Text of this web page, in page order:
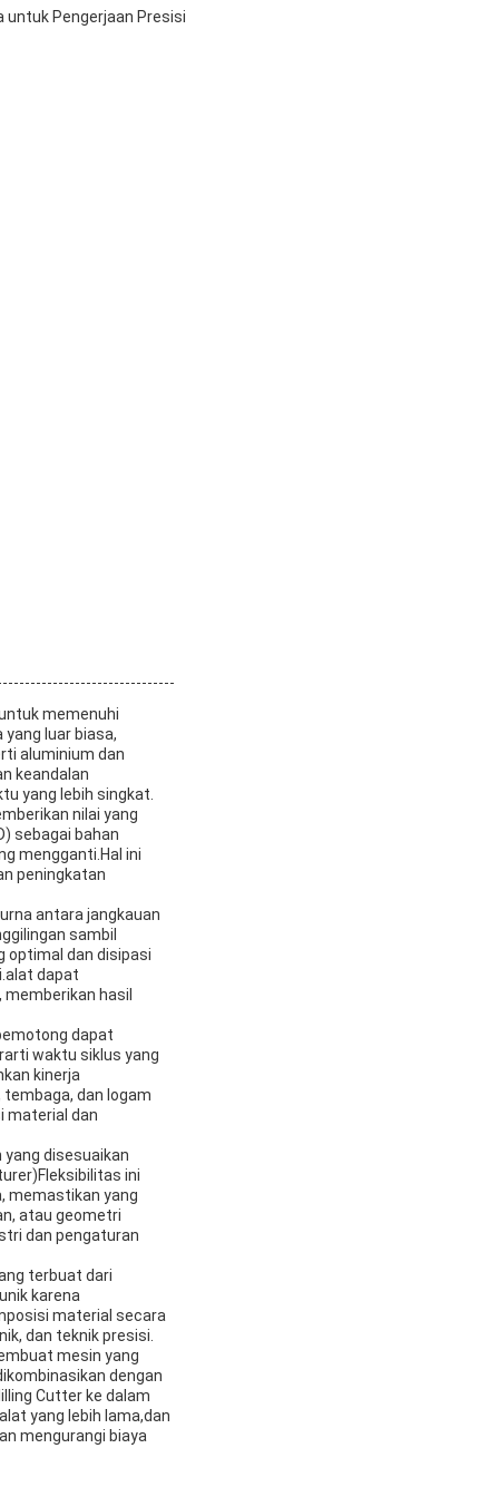
untuk Pengerjaan Presisi
memenuhi
luar biasa,
aluminium dan
keandalan
yang lebih singkat.
nilai yang
sebagai bahan
mengganti.Hal ini
peningkatan
antara jangkauan
sambil
optimal dan disipasi
dapat
memberikan hasil
dapat
waktu siklus yang
kinerja
dan logam
material dan
yang disesuaikan
ini
memastikan yang
atau geometri
dan pengaturan
terbuat dari
karena
material secara
dan teknik presisi.
mesin yang
dengan
Cutter ke dalam
yang lebih lama,dan
mengurangi biaya